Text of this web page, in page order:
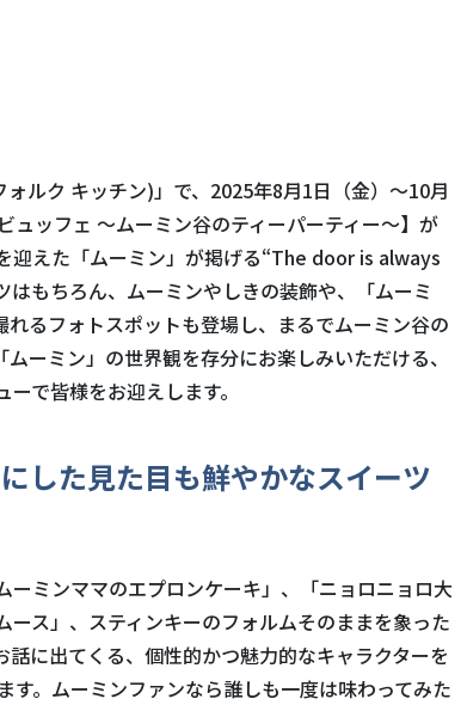
ルク キッチン)」で、2025年8月1日（金）～10月
ュッフェ ～ムーミン谷のティーパーティー～】が
迎えた「ムーミン」が掲げる“The door is always
もちろん、ムーミンやしきの装飾や、「ムーミ
るフォトスポットも登場し、まるでムーミン谷の
ーミン」の世界観を存分にお楽しみいただける、
で皆様をお迎えします。
した見た目も鮮やかなスイーツ
ーミンママのエプロンケーキ」、「ニョロニョロ大
ス」、スティンキーのフォルムそのままを象った
話に出てくる、個性的かつ魅力的なキャラクターを
す。ムーミンファンなら誰しも一度は味わってみた